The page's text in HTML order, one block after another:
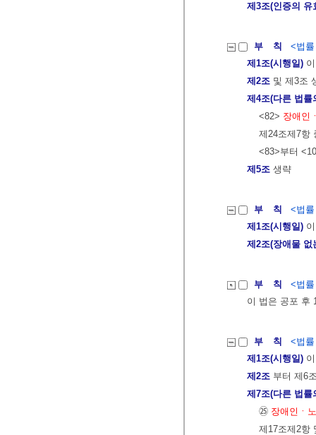
제3조(인증의 유
부 칙
<법
제1조(시행일)
제2조 및 제3조
제4조(다른 법률
<82> 장애인
제24조제7항
<83>부터
제5조 생략
부 칙
<법
제1조(시행일)
제2조(장애물 없
부 칙
<법
이 법은 공포 후
부 칙
<법
제1조(시행일)
제2조 부터 제6
제7조(다른 법률
㉕ 장애인ㆍ
제17조제2항